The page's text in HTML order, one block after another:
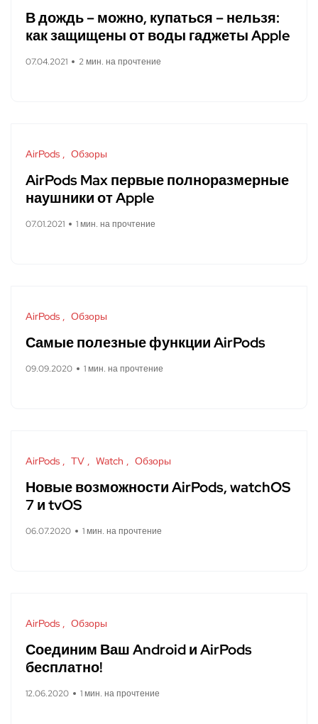
В дождь – можно, купаться – нельзя:
как защищены от воды гаджеты Apple
07.04.2021 2 мин. на прочтение
AirPods Обзоры
AirPods Max первые полноразмерные
наушники от Apple
07.01.2021 1 мин. на прочтение
AirPods Обзоры
Самые полезные функции AirPods
09.09.2020 1 мин. на прочтение
AirPods TV Watch Обзоры
Новые возможности AirPods, watchOS
7 и tvOS
06.07.2020 1 мин. на прочтение
AirPods Обзоры
Соединим Ваш Android и AirPods
бесплатно!
12.06.2020 1 мин. на прочтение